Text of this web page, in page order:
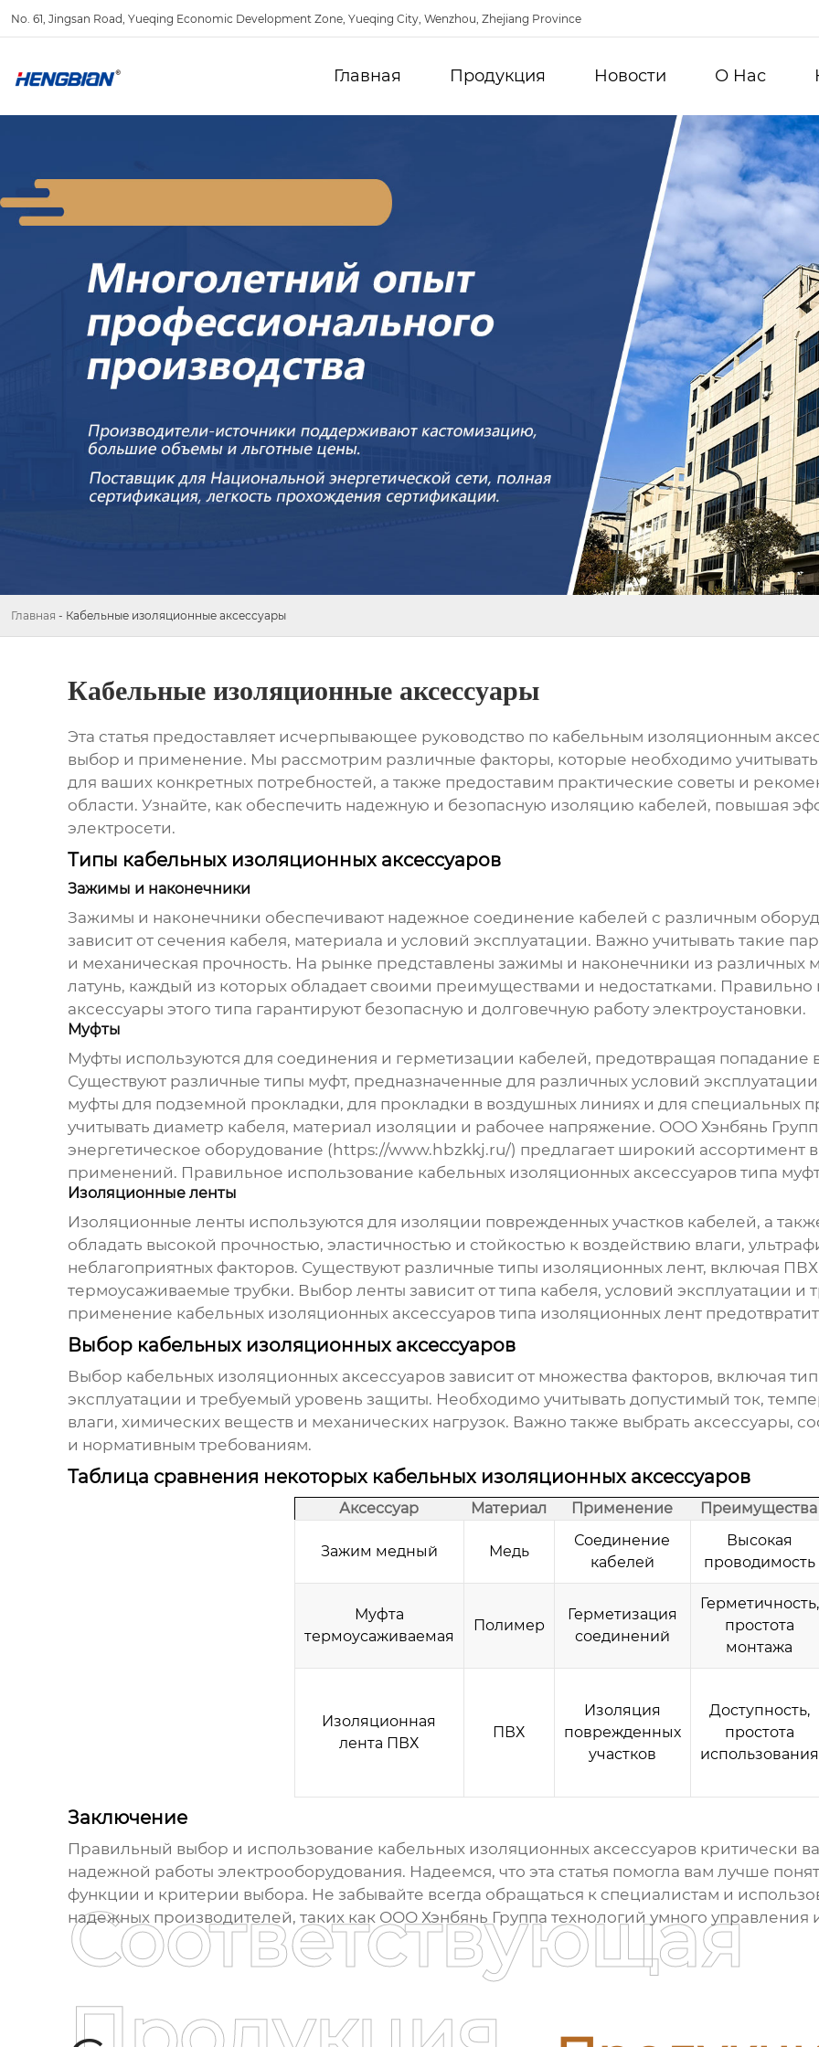
No. 61, Jingsan Road, Yueqing Economic Development Zone, Yueqing City, Wenzhou, Zhejiang Province
Главная Продукция Новости О Hас
Главная - Кабельные изоляционные аксессуары
Кабельные изоляционные аксессуары
Эта статья предоставляет исчерпывающее руководство по кабельным изоляционным
выбор и применение. Мы рассмотрим различные факторы, которые необходимо
для ваших конкретных потребностей, а также предоставим практические советы и
области. Узнайте, как обеспечить надежную и безопасную изоляцию кабелей, повышая
электросети.
Типы кабельных изоляционных аксессуаров
Зажимы и наконечники
Зажимы и наконечники обеспечивают надежное соединение кабелей с различным
зависит от сечения кабеля, материала и условий эксплуатации. Важно учитывать такие
и механическая прочность. На рынке представлены зажимы и наконечники из
латунь, каждый из которых обладает своими преимуществами и недостатками.
аксессуары этого типа гарантируют безопасную и долговечную работу электроустановки.
Муфты
Муфты используются для соединения и герметизации кабелей, предотвращая попадание
Существуют различные типы муфт, предназначенные для различных условий
муфты для подземной прокладки, для прокладки в воздушных линиях и для
учитывать диаметр кабеля, материал изоляции и рабочее напряжение. ООО Хэнбянь
энергетическое оборудование (https://www.hbzkkj.ru/) предлагает широкий ассортимент
применений. Правильное использование кабельных изоляционных аксессуаровтипа
Изоляционные ленты
Изоляционные ленты используются для изоляции поврежденных участков кабелей, а
обладать высокой прочностью, эластичностью и стойкостью к воздействию влаги,
неблагоприятных факторов. Существуют различные типы изоляционных лент, включая
термоусаживаемые трубки. Выбор ленты зависит от типа кабеля, условий эксплуатации
применение кабельных изоляционных аксессуаровтипа изоляционных лент
Выбор кабельных изоляционных аксессуаров
Выбор кабельных изоляционных аксессуаровзависит от множества факторов, включая
эксплуатации и требуемый уровень защиты. Необходимо учитывать допустимый ток,
влаги, химических веществ и механических нагрузок. Важно также выбрать аксессуары,
и нормативным требованиям.
Таблица сравнения некоторых кабельных изоляционных аксессуаров
Аксессуар Материал Применение Преимущества
Зажим медный Медь
Соединение
кабелей
Высокая
проводимость
Муфта
термоусаживаемая
Полимер
Герметизация
соединений
Герметичность,
простота
монтажа
Изоляционная
лента ПВХ
ПВХ
Изоляция
поврежденных
участков
Доступность,
простота
использования
Заключение
Правильный выбор и использование кабельных изоляционных аксессуаровкритически
надежной работы электрооборудования. Надеемся, что эта статья помогла вам лучше
функции и критерии выбора. Не забывайте всегда обращаться к специалистам и
надежных производителей, таких как ООО Хэнбянь Группа технологий умного управления
Соответствующая